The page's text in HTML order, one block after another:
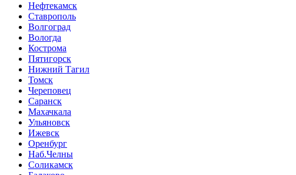
Нефтекамск
Ставрополь
Волгоград
Вологда
Кострома
Пятигорск
Нижний Тагил
Томск
Череповец
Саранск
Махачкала
Ульяновск
Ижевск
Оренбург
Наб.Челны
Соликамск